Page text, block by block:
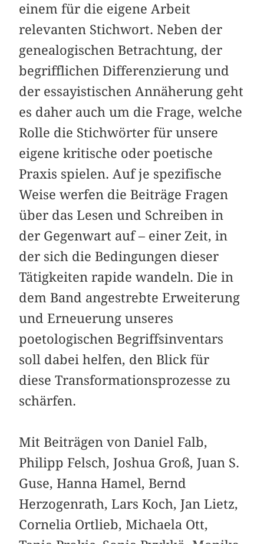
einem für die eigene Arbeit
relevanten Stichwort. Neben der
genealogischen Betrachtung, der
begrifflichen Differenzierung und
der essayistischen Annäherung geht
es daher auch um die Frage, welche
Rolle die Stichwörter für unsere
eigene kritische oder poetische
Praxis spielen. Auf je spezifische
Weise werfen die Beiträge Fragen
über das Lesen und Schreiben in
der Gegenwart auf – einer Zeit, in
der sich die Bedingungen dieser
Tätigkeiten rapide wandeln. Die in
dem Band angestrebte Erweiterung
und Erneuerung unseres
poetologischen Begriffsinventars
soll dabei helfen, den Blick für
diese Transformationsprozesse zu
schärfen.
Mit Beiträgen von Daniel Falb,
Philipp Felsch, Joshua Groß, Juan S.
Guse, Hanna Hamel, Bernd
Herzogenrath, Lars Koch, Jan Lietz,
Cornelia Ortlieb, Michaela Ott,